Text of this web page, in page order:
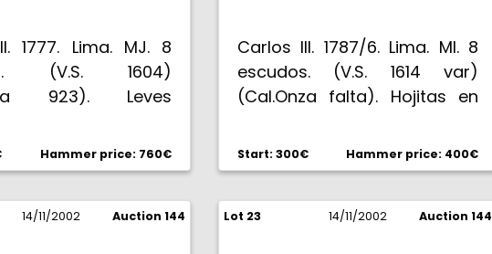
1777. Lima. MJ. 8
(V.S. 1604)
923). Leves
EBC/EBC+.
Hammer price: 760€
Carlos III. 1787/6. Lima. MI. 8
escudos. (V.S. 1614 var)
(Cal.Onza falta). Hojitas en
original. MBC/MBC+.
Start: 300€ Hammer price: 400€
14/11/2002 Auction 144 Lot 23 14/11/2002 Auction 144